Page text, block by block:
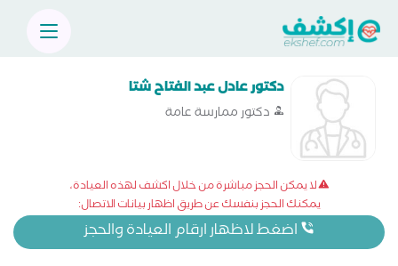
دكتور عادل عبد الفتاح شتا
دكتور ممارسة عامة
لا يمكن الحجز مباشرة من خلال اكشف لهذه العيادة،
يمكنك الحجز بنفسك عن طريق اظهار بيانات الاتصال:
اضغط لاظهار ارقام العيادة والحجز